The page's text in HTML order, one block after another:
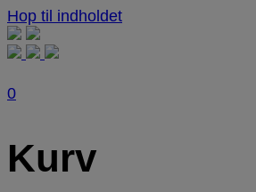
Hop til indholdet
0
Kurv